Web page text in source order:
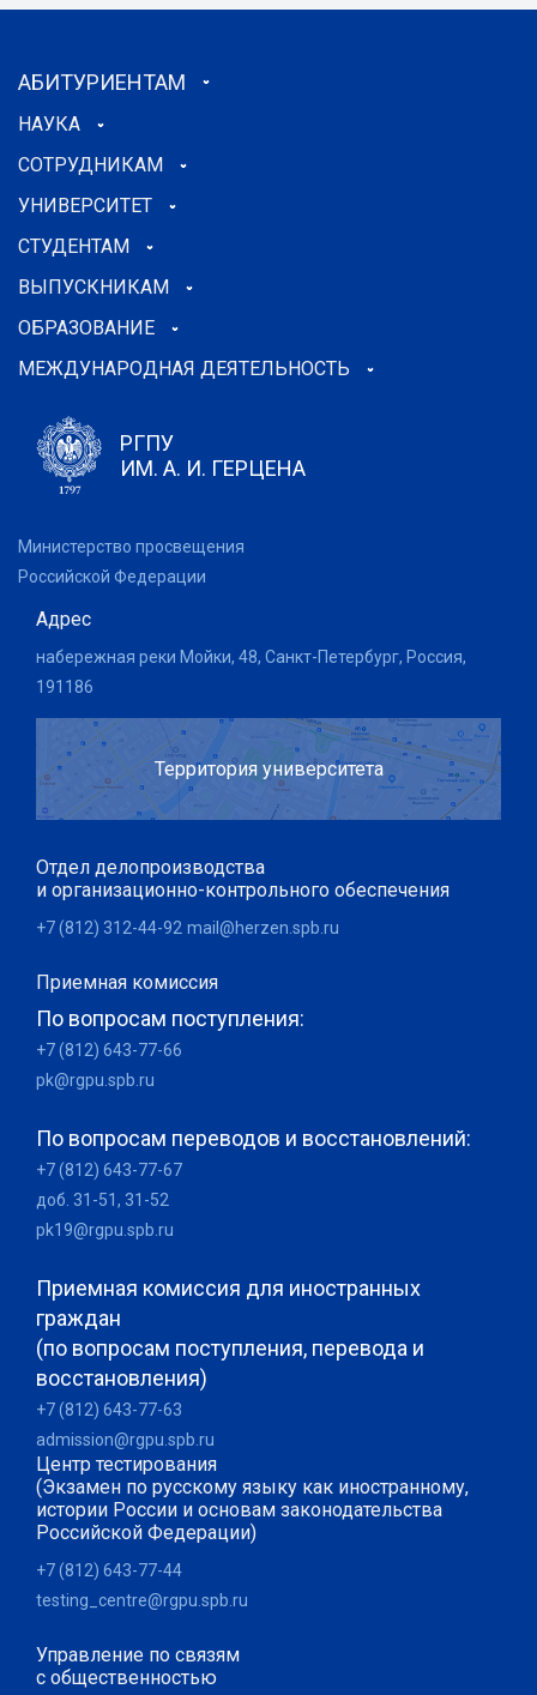
АБИТУРИЕНТАМ
НАУКА
СОТРУДНИКАМ
УНИВЕРСИТЕТ
СТУДЕНТАМ
ВЫПУСКНИКАМ
ОБРАЗОВАНИЕ
МЕЖДУНАРОДНАЯ ДЕЯТЕЛЬНОСТЬ
РГПУ
ИМ. А. И. ГЕРЦЕНА
Министерство просвещения
Российской Федерации
Адрес
набережная реки Мойки, 48, Санкт-Петербург, Россия,
191186
Территория университета
Отдел делопроизводства
и организационно-контрольного обеспечения
+7 (812) 312-44-92 mail@herzen.spb.ru
Приемная комиссия
По вопросам поступления:
+7 (812) 643-77-66
pk@rgpu.spb.ru
По вопросам переводов и восстановлений:
+7 (812) 643-77-67
доб. 31-51, 31-52
pk19@rgpu.spb.ru
Приемная комиссия для иностранных
граждан
(по вопросам поступления, перевода и
восстановления)
+7 (812) 643-77-63
admission@rgpu.spb.ru
Центр тестирования
(Экзамен по русскому языку как иностранному,
истории России и основам законодательства
Российской Федерации)
+7 (812) 643-77-44
testing_centre@rgpu.spb.ru
Управление по связям
с общественностью